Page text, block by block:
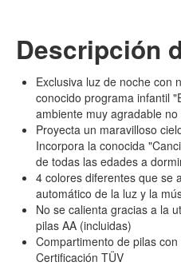
Descripción
Exclusiva luz de noche con
conocido programa infantil
ambiente muy agradable
Proyecta un maravilloso
Incorpora la conocida
de todas las edades a
4 colores diferentes que se
automático de la luz y la
No se calienta gracias a la
pilas AA (incluidas)
Compartimento de pilas
Certificación TÜV